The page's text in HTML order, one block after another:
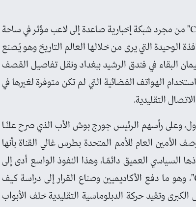
شكلت حرب الخليج الأولى عام 1991 المختبر الحقيقي الذي حول "CNN" من مجرد شبكة إخبارية صاعدة إلى لاعب مؤثر في ساحة
الوحيدة التي يرى من خلالها العالم التاريخ وهو يُصنع
البقاء في فندق الرشيد ببغداد ونقل تفاصيل القصف
الهواتف الفضائية التي لم تكن متوفرة لغيرها في
التقليدية.
وعلى رأسهم الرئيس جورج بوش الأب الذي صرح علنًـا
الأمين العام للأمم المتحدة بطرس غالي القناة بأنها
العميق دائمًـا، وهذا النفوذ الواسع أدى إلى
تبلور مفهوم سياسي وعسكري معقد أصبح يعرف لاحقًـا بأثر "CNN"، وهو ما دفع الأكاديميين وصناع القرار إلى دراسة كيف
وتقيد حركة الدبلوماسية التقليدية خلف الأبواب